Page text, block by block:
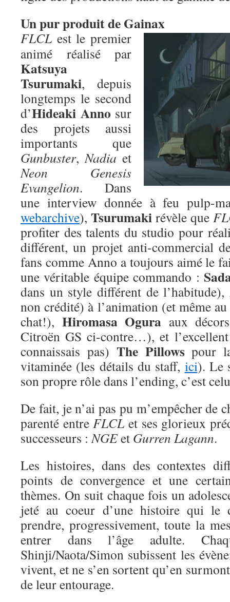
Un pur produit de Gainax
FLCL est le premier
animé réalisé par
Katsuya
Tsurumaki, depuis
longtemps le second
d’Hideaki Anno sur
des projets aussi
importants que
Gunbuster,Nadia et
Neon Genesis
Evangelion. Dans
une interview donnée à feu pulp-
webarchive), Tsurumakirévèle que
profiter des talents du studio pour
différent, un projet anti-commercial
fans comme Anno a toujours aimé le
une véritable équipe commando :
dans un style différent de l’habitude),
non crédité) à l’animation (et même
chat!), Hiromasa Ogura aux
Citroën GS ci-contre…), et
connaissais pas) The Pillowspour la
vitaminée (les détails du staff, ici). Le
son propre rôle dans l’ending, c’est
De fait, je n’ai pas pu m’empêcher de
parenté entreFLCL et ses glorieux
successeurs :NGEet Gurren Lagann.
Les histoires, dans des contextes
points de convergence et une
thèmes. On suit chaque fois un
jeté au coeur d’une histoire qui le
prendre, progressivement, toute la
entrer dans l’âge adulte.
Shinji/Naota/Simon subissent les
vivent, et ne s’en sortent qu’en
de leur entourage.